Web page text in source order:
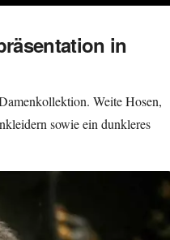
in
Weite Hosen,
sowie ein dunkleres